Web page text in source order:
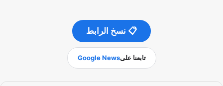
📋 نسخ الرابط
تابعنا علىGoogle News